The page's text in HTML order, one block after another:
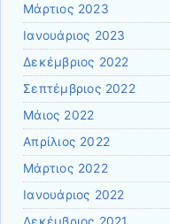
Μάρτιος 2023
Ιανουάριος 2023
Δεκέμβριος 2022
Σεπτέμβριος 2022
Μάιος 2022
Απρίλιος 2022
Μάρτιος 2022
Ιανουάριος 2022